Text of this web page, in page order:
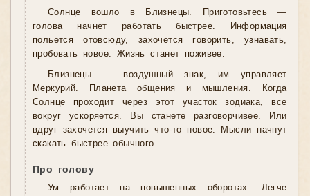
Солнце вошло в Близнецы. Приготовьтесь —
голова начнет работать быстрее. Информация
польется отовсюду, захочется говорить, узнавать,
пробовать новое. Жизнь станет поживее.
Близнецы — воздушный знак, им управляет
Меркурий. Планета общения и мышления. Когда
Солнце проходит через этот участок зодиака, все
вокруг ускоряется. Вы станете разговорчивее. Или
вдруг захочется выучить что-то новое. Мысли начнут
скакать быстрее обычного.
Про голову
Ум работает на повышенных оборотах. Легче